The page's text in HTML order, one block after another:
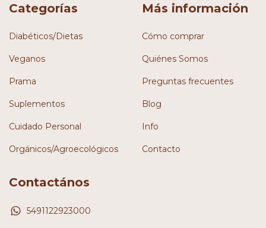
Categorías
Diabéticos/Dietas
Veganos
Prama
Suplementos
Cuidado Personal
Orgánicos/Agroecológicos
Más información
Cómo comprar
Quiénes Somos
Preguntas frecuentes
Blog
Info
Contacto
Contactános
5491122923000